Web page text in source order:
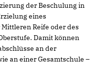
der Beschulung in
eines
Reife oder des
Damit können
an der
an einer Gesamtschule –